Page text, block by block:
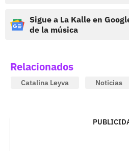
Sigue a La Kalle en
de la música
Relacionados
Catalina Leyva Noticias